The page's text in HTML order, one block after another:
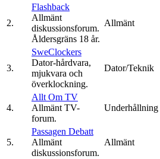
2.
Flashback
Allmänt
diskussionsforum.
Åldersgräns 18 år.
Allmänt
3.
SweClockers
Dator-hårdvara,
mjukvara och
överklockning.
Dator/Teknik
4.
Allt Om TV
Allmänt TV-
forum.
Underhållning
5.
Passagen Debatt
Allmänt
diskussionsforum.
Allmänt